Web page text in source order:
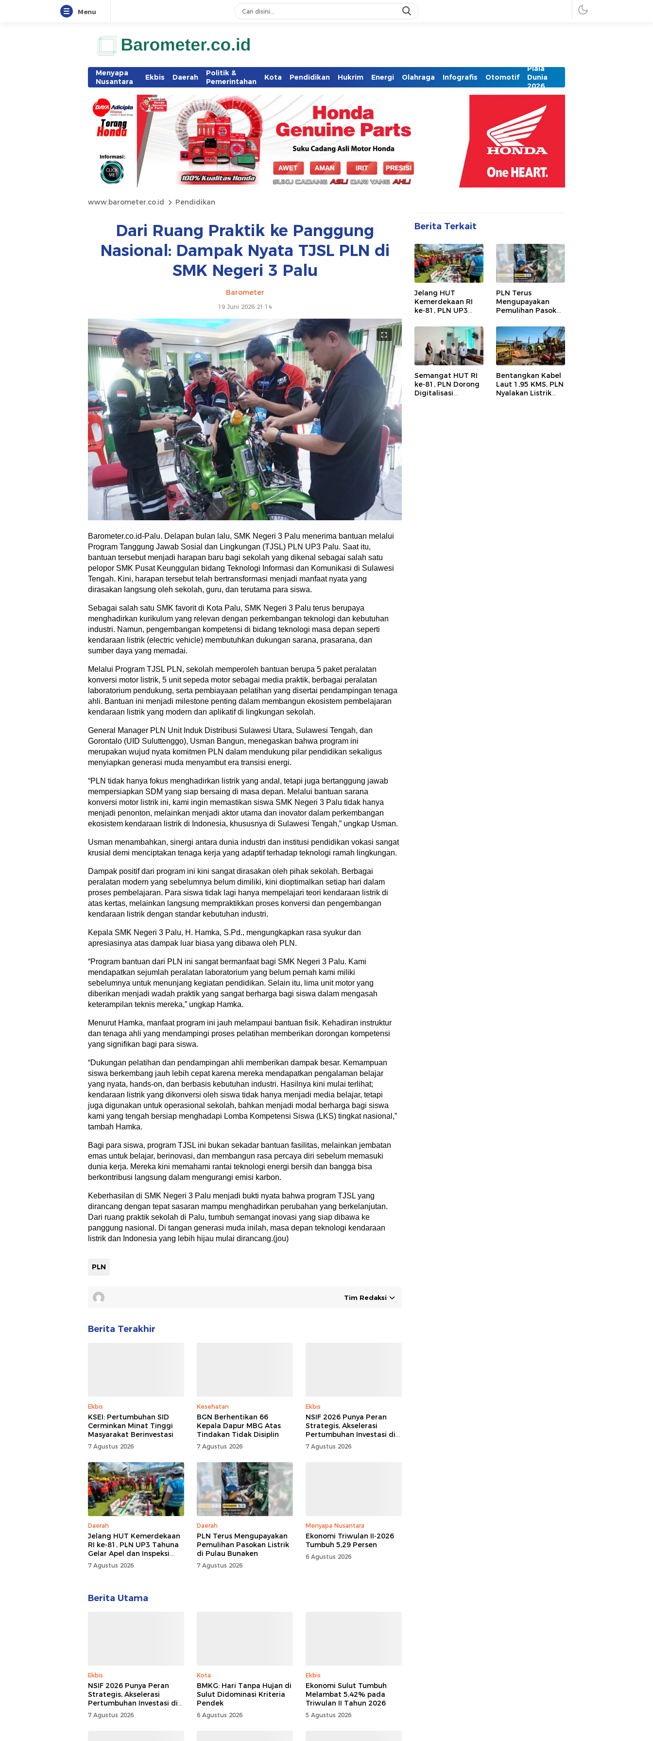
Menu
Menyapa
Nusantara
Ekbis Daerah
Politik &
Pemerintahan
Kota Pendidikan Hukrim Energi Olahraga Infografis Otomotif
Piala
Dunia
2026
www.barometer.co.id Pendidikan
Dari Ruang Praktik ke Panggung
Nasional: Dampak Nyata TJSL PLN di
SMK Negeri 3 Palu
Barometer
19 Juni 2026 21:14
Barometer.co.id-Palu. Delapan bulan lalu, SMK Negeri 3 Palu menerima bantuan melalui
Program Tanggung Jawab Sosial dan Lingkungan (TJSL) PLN UP3 Palu. Saat itu,
bantuan tersebut menjadi harapan baru bagi sekolah yang dikenal sebagai salah satu
pelopor SMK Pusat Keunggulan bidang Teknologi Informasi dan Komunikasi di Sulawesi
Tengah. Kini, harapan tersebut telah bertransformasi menjadi manfaat nyata yang
dirasakan langsung oleh sekolah, guru, dan terutama para siswa.
Sebagai salah satu SMK favorit di Kota Palu, SMK Negeri 3 Palu terus berupaya
menghadirkan kurikulum yang relevan dengan perkembangan teknologi dan kebutuhan
industri. Namun, pengembangan kompetensi di bidang teknologi masa depan seperti
kendaraan listrik (electric vehicle) membutuhkan dukungan sarana, prasarana, dan
sumber daya yang memadai.
Melalui Program TJSL PLN, sekolah memperoleh bantuan berupa 5 paket peralatan
konversi motor listrik, 5 unit sepeda motor sebagai media praktik, berbagai peralatan
laboratorium pendukung, serta pembiayaan pelatihan yang disertai pendampingan tenaga
ahli. Bantuan ini menjadi milestone penting dalam membangun ekosistem pembelajaran
kendaraan listrik yang modern dan aplikatif di lingkungan sekolah.
General Manager PLN Unit Induk Distribusi Sulawesi Utara, Sulawesi Tengah, dan
Gorontalo (UID Suluttenggo), Usman Bangun, menegaskan bahwa program ini
merupakan wujud nyata komitmen PLN dalam mendukung pilar pendidikan sekaligus
menyiapkan generasi muda menyambut era transisi energi.
“PLN tidak hanya fokus menghadirkan listrik yang andal, tetapi juga bertanggung jawab
mempersiapkan SDM yang siap bersaing di masa depan. Melalui bantuan sarana
konversi motor listrik ini, kami ingin memastikan siswa SMK Negeri 3 Palu tidak hanya
menjadi penonton, melainkan menjadi aktor utama dan inovator dalam perkembangan
ekosistem kendaraan listrik di Indonesia, khususnya di Sulawesi Tengah,” ungkap Usman.
Usman menambahkan, sinergi antara dunia industri dan institusi pendidikan vokasi sangat
krusial demi menciptakan tenaga kerja yang adaptif terhadap teknologi ramah lingkungan.
Dampak positif dari program ini kini sangat dirasakan oleh pihak sekolah. Berbagai
peralatan modern yang sebelumnya belum dimiliki, kini dioptimalkan setiap hari dalam
proses pembelajaran. Para siswa tidak lagi hanya mempelajari teori kendaraan listrik di
atas kertas, melainkan langsung mempraktikkan proses konversi dan pengembangan
kendaraan listrik dengan standar kebutuhan industri.
Kepala SMK Negeri 3 Palu, H. Hamka, S.Pd., mengungkapkan rasa syukur dan
apresiasinya atas dampak luar biasa yang dibawa oleh PLN.
“Program bantuan dari PLN ini sangat bermanfaat bagi SMK Negeri 3 Palu. Kami
mendapatkan sejumlah peralatan laboratorium yang belum pernah kami miliki
sebelumnya untuk menunjang kegiatan pendidikan. Selain itu, lima unit motor yang
diberikan menjadi wadah praktik yang sangat berharga bagi siswa dalam mengasah
keterampilan teknis mereka,” ungkap Hamka.
Menurut Hamka, manfaat program ini jauh melampaui bantuan fisik. Kehadiran instruktur
dan tenaga ahli yang mendampingi proses pelatihan memberikan dorongan kompetensi
yang signifikan bagi para siswa.
“Dukungan pelatihan dan pendampingan ahli memberikan dampak besar. Kemampuan
siswa berkembang jauh lebih cepat karena mereka mendapatkan pengalaman belajar
yang nyata, hands-on, dan berbasis kebutuhan industri. Hasilnya kini mulai terlihat;
kendaraan listrik yang dikonversi oleh siswa tidak hanya menjadi media belajar, tetapi
juga digunakan untuk operasional sekolah, bahkan menjadi modal berharga bagi siswa
kami yang tengah bersiap menghadapi Lomba Kompetensi Siswa (LKS) tingkat nasional,”
tambah Hamka.
Bagi para siswa, program TJSL ini bukan sekadar bantuan fasilitas, melainkan jembatan
emas untuk belajar, berinovasi, dan membangun rasa percaya diri sebelum memasuki
dunia kerja. Mereka kini memahami rantai teknologi energi bersih dan bangga bisa
berkontribusi langsung dalam mengurangi emisi karbon.
Keberhasilan di SMK Negeri 3 Palu menjadi bukti nyata bahwa program TJSL yang
dirancang dengan tepat sasaran mampu menghadirkan perubahan yang berkelanjutan.
Dari ruang praktik sekolah di Palu, tumbuh semangat inovasi yang siap dibawa ke
panggung nasional. Di tangan generasi muda inilah, masa depan teknologi kendaraan
listrik dan Indonesia yang lebih hijau mulai dirancang.(jou)
PLN
Tim Redaksi
Berita Terakhir
Ekbis
KSEI: Pertumbuhan SID
Cerminkan Minat Tinggi
Masyarakat Berinvestasi
7 Agustus 2026
Kesehatan
BGN Berhentikan 66
Kepala Dapur MBG Atas
Tindakan Tidak Disiplin
7 Agustus 2026
Ekbis
NSIF 2026 Punya Peran
Strategis, Akselerasi
Pertumbuhan Investasi di
Sulut
7 Agustus 2026
Daerah
Jelang HUT Kemerdekaan
RI ke-81, PLN UP3 Tahuna
Gelar Apel dan Inspeksi
Peralatan, Pastikan
Keandalan Listrik
7 Agustus 2026
Daerah
PLN Terus Mengupayakan
Pemulihan Pasokan Listrik
di Pulau Bunaken
7 Agustus 2026
Menyapa Nusantara
Ekonomi Triwulan II-2026
Tumbuh 5,29 Persen
6 Agustus 2026
Berita Utama
Ekbis
NSIF 2026 Punya Peran
Strategis, Akselerasi
Pertumbuhan Investasi di
Sulut
7 Agustus 2026
Kota
BMKG: Hari Tanpa Hujan di
Sulut Didominasi Kriteria
Pendek
6 Agustus 2026
Ekbis
Ekonomi Sulut Tumbuh
Melambat 5,42% pada
Triwulan II Tahun 2026
5 Agustus 2026
Berita Terkait
Jelang HUT
Kemerdekaan RI
ke-81, PLN UP3
dan Inspeksi
Peralatan, Pastikan
Keandalan Listrik
PLN Terus
Mengupayakan
Pemulihan Pasokan
Bunaken
Semangat HUT RI
ke-81, PLN Dorong
Digitalisasi
Bentangkan Kabel
Laut 1,95 KMS, PLN
Nyalakan Listrik